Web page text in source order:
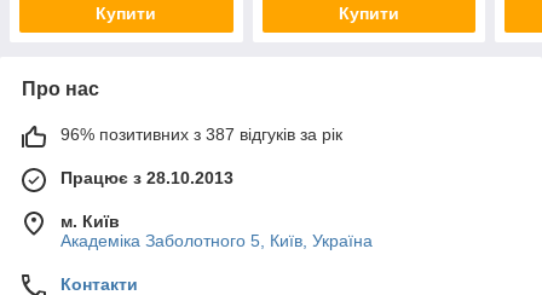
Купити Купити
Про нас
96% позитивних з 387 відгуків за рік
Працює з 28.10.2013
м. Київ
Академіка Заболотного 5, Київ, Україна
Контакти